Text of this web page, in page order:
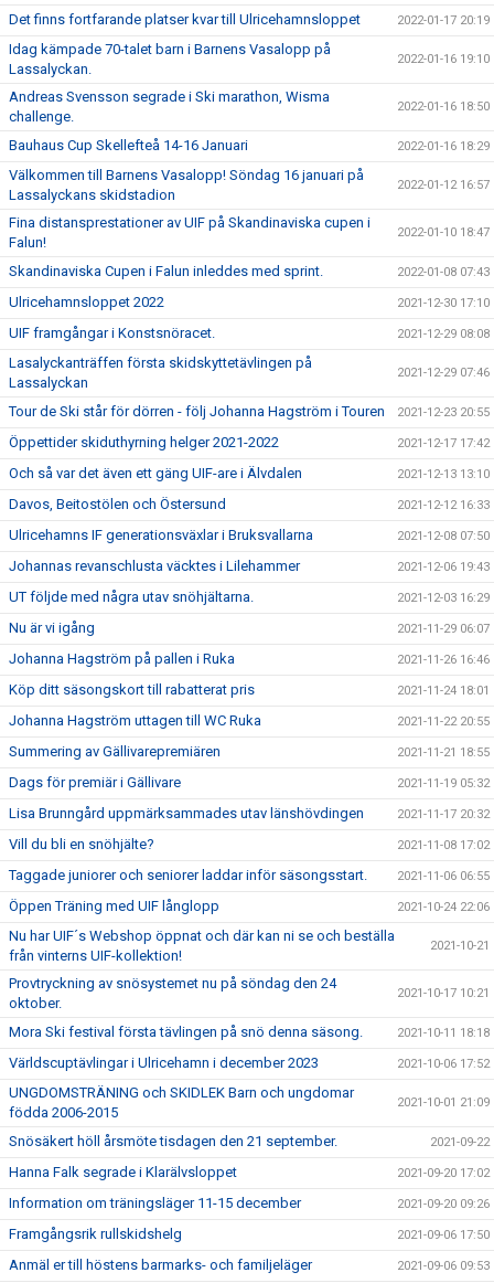
Det finns fortfarande platser kvar till Ulricehamnsloppet 2022-01-17 20:19
Idag kämpade 70-talet barn i Barnens Vasalopp på
Lassalyckan.
2022-01-16 19:10
Andreas Svensson segrade i Ski marathon, Wisma
challenge.
2022-01-16 18:50
Bauhaus Cup Skellefteå 14-16 Januari 2022-01-16 18:29
Välkommen till Barnens Vasalopp! Söndag 16 januari på
Lassalyckans skidstadion
2022-01-12 16:57
Fina distansprestationer av UIF på Skandinaviska cupen i
Falun!
2022-01-10 18:47
Skandinaviska Cupen i Falun inleddes med sprint. 2022-01-08 07:43
Ulricehamnsloppet 2022 2021-12-30 17:10
UIF framgångar i Konstsnöracet. 2021-12-29 08:08
Lasalyckanträffen första skidskyttetävlingen på
Lassalyckan
2021-12-29 07:46
Tour de Ski står för dörren - följ Johanna Hagström i Touren 2021-12-23 20:55
Öppettider skiduthyrning helger 2021-2022 2021-12-17 17:42
Och så var det även ett gäng UIF-are i Älvdalen 2021-12-13 13:10
Davos, Beitostölen och Östersund 2021-12-12 16:33
Ulricehamns IF generationsväxlar i Bruksvallarna 2021-12-08 07:50
Johannas revanschlusta väcktes i Lilehammer 2021-12-06 19:43
UT följde med några utav snöhjältarna. 2021-12-03 16:29
Nu är vi igång 2021-11-29 06:07
Johanna Hagström på pallen i Ruka 2021-11-26 16:46
Köp ditt säsongskort till rabatterat pris 2021-11-24 18:01
Johanna Hagström uttagen till WC Ruka 2021-11-22 20:55
Summering av Gällivarepremiären 2021-11-21 18:55
Dags för premiär i Gällivare 2021-11-19 05:32
Lisa Brunngård uppmärksammades utav länshövdingen 2021-11-17 20:32
Vill du bli en snöhjälte? 2021-11-08 17:02
Taggade juniorer och seniorer laddar inför säsongsstart. 2021-11-06 06:55
Öppen Träning med UIF långlopp 2021-10-24 22:06
Nu har UIF´s Webshop öppnat och där kan ni se och beställa
från vinterns UIF-kollektion!
2021-10-21
Provtryckning av snösystemet nu på söndag den 24
oktober.
2021-10-17 10:21
Mora Ski festival första tävlingen på snö denna säsong. 2021-10-11 18:18
Världscuptävlingar i Ulricehamn i december 2023 2021-10-06 17:52
UNGDOMSTRÄNING och SKIDLEK Barn och ungdomar
födda 2006-2015
2021-10-01 21:09
Snösäkert höll årsmöte tisdagen den 21 september. 2021-09-22
Hanna Falk segrade i Klarälvsloppet 2021-09-20 17:02
Information om träningsläger 11-15 december 2021-09-20 09:26
Framgångsrik rullskidshelg 2021-09-06 17:50
Anmäl er till höstens barmarks- och familjeläger 2021-09-06 09:53